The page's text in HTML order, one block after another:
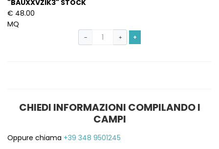
"BAUXXVZIK3" STOCK
€ 48.00
MQ
− + +
CHIEDI INFORMAZIONI COMPILANDO I
CAMPI
Oppure chiama +39 348 9501245